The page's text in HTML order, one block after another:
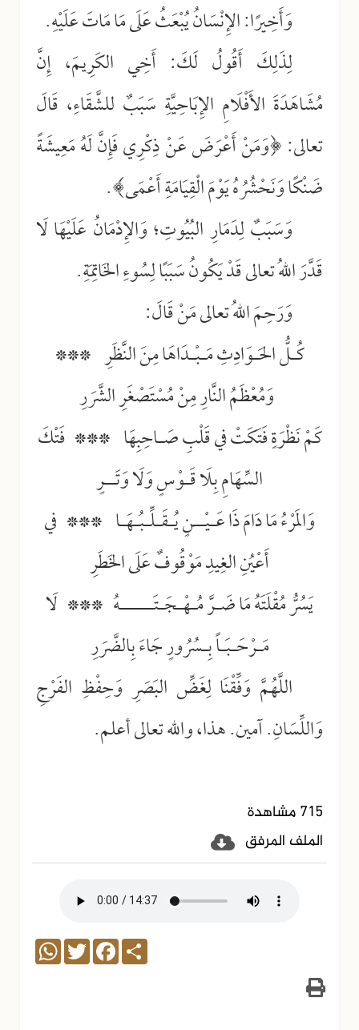
وَأَخِيرًا: الإِنْسَانُ يُبْعَثُ عَلَى مَا مَاتَ عَلَيْهِ.
لِذَلِكَ أَقُولُ لَكَ: أَخِي الكَرِيمَ، إِنَّ
مُشَاهَدَةَ الأَفْلَامِ الإِبَاحِيَّةِ سَبَبٌ للشَّقَاءِ، قَالَ
تعالى: ﴿وَمَنْ أَعْرَضَ عَنْ ذِكْرِي فَإِنَّ لَهُ مَعِيشَةً
ضَنْكًا وَنَحْشُرُهُ يَوْمَ الْقِيَامَةِ أَعْمَى﴾.
وَسَبَبٌ لِدَمَارِ البُيُوتِ؛ وَالإِدْمَانُ عَلَيْهَا لَا
قَدَّرَ اللهُ تعالى قَدْ يَكُونُ سَبَبًا لِسُوءِ الخَاتِمَةِ.
وَرَحِمَ اللهُ تعالى مَنْ قَالَ:
كُـلُّ الحَـوَادِثِ مَـبْـدَاهَا مِنَ النَّظَرِ ***
وَمُعْظَمُ النَّارِ مِنْ مُسْتَصْغَرِ الشَّرَرِ
كَمْ نَظْرَةٍ فَتَكَتْ في قَلْبِ صَـاحِبِهَا *** فَتْكَ
السِّهَامِ بِلَا قَـوْسٍ وَلَا وَتَــرٍ
وَالمَرْءُ مَا دَامَ ذَا عَـيْــنٍ يُـقَـلِّـبُـهَـا *** في
أَعْيُنِ الغِيدِ مَوْقُوفٌ عَلَى الخَطَرِ
يَسُرُّ مُقْلَتَهُ مَا ضَـرَّ مُـهْـجَـتَــــــهُ *** لَا
مَـرْحَـبَـاً بِـسُرُورٍ جَاءَ بِالضَّرَرِ
اللَّهُمَّ وَفِّقْنَا لِغَضِّ البَصَرِ وَحِفْظِ الفَرْجِ
وَاللِّسَانِ. آمين. هذا، والله تعالى أعلم.
715 مشاهدة
الملف المرفق
Share
Facebook
Twitter
WhatsApp